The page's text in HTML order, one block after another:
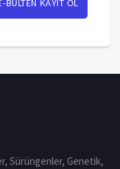
Sürüngenler, Genetik,